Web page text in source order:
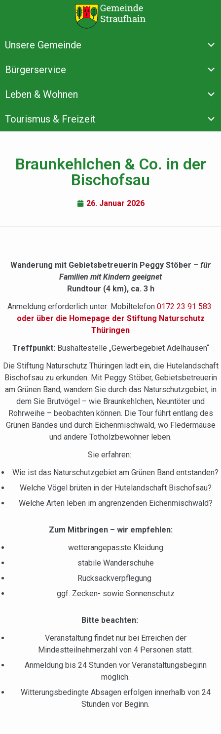
Unsere Gemeinde
Bürgerservice
Leben & Wohnen
Tourismus & Freizeit
Braunkehlchen & Co. in der
Bischofsau
26. Januar 2026
Wanderung mit Gebietsbetreuerin Peggy Stöber – für
Familien mit Kindern geeignet
Rundtour (4 km), ca. 3 h
Anmeldung erforderlich unter: Mobiltelefon 0172 23 91 583
oder über die Homepage der Stiftung Naturschutz
Thüringen
Treffpunkt: Bushaltestelle „Gewerbegebiet Adelhausen“
Die Stiftung Naturschutz Thüringen lädt ein, die Hutelandschaft
Bischofsau zu erkunden. Mit Peggy Stöber, Gebietsbetreuerin
am Grünen Band, wandern Sie durch das Naturschutzgebiet, in
dem Sie Brutvögel – wie Braunkehlchen, Neuntöter und
Rohrweihe – beobachten können. Die Tour führt entlang des
Grünen Bandes und durch Eichenmischwald, wo Fledermäuse
und andere Totholzbewohner leben.
Sie erfahren:
Wie ist das Naturschutzgebiet am Grünen Band entstanden?
Welche Vögel brüten in der Hutelandschaft Bischofsau?
Welche Arten leben im angrenzenden Eichenmischwald?
Zum Mitbringen – wir empfehlen:
wetterangepasste Kleidung
stabile Wanderschuhe
Rucksackverpflegung
ggf. Zecken- sowie Sonnenschutz
Bitte beachten:
Veranstaltung findet nur bei Erreichen der
Mindestteilnehmerzahl von 4 Personen statt.
Anmeldung bis 24 Stunden vor Veranstaltungsbeginn
möglich.
Witterungsbedingte Absagen erfolgen innerhalb von 24
Stunden vor Beginn.